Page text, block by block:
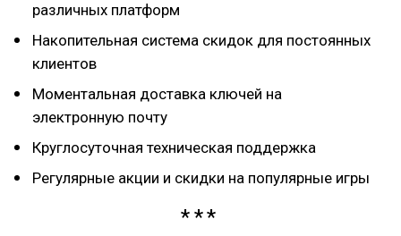
различных платформ
Накопительная система скидок для постоянных
клиентов
Моментальная доставка ключей на
электронную почту
Круглосуточная техническая поддержка
Регулярные акции и скидки на популярные игры